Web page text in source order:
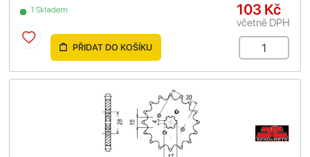
1 Skladem 103 Kč
včetně DPH
PŘIDAT DO KOŠÍKU